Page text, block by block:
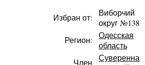
Избран от:
Виборчий
округ №138
Регион:
Одесская
область
Член
Суверенна